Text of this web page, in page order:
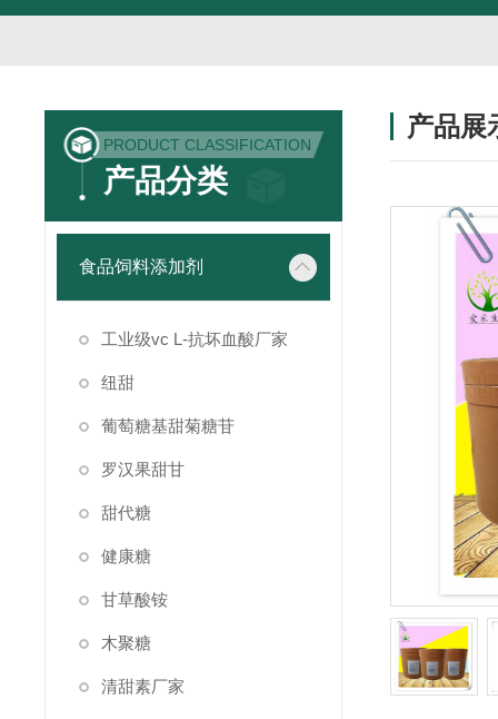
PRODUCT CLASSIFICATION
产品分类
食品饲料添加剂
工业级vc L-抗坏血酸厂家
纽甜
葡萄糖基甜菊糖苷
罗汉果甜甘
甜代糖
健康糖
甘草酸铵
木聚糖
清甜素厂家
产品展